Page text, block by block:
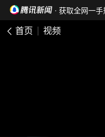
· 获取全网一手
首页 视频